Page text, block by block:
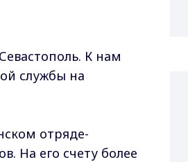
К нам
службы на
отряде-
На его счету более